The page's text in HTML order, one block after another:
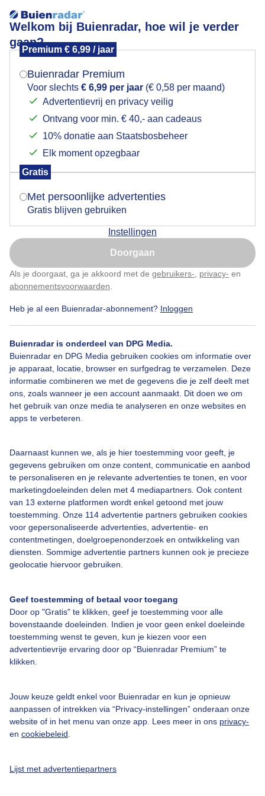
Welkom bij Buienradar, hoe wil je verder
gaan?
Premium € 6,99 / jaar
Buienradar Premium
Voor slechts € 6,99 per jaar (€ 0,58 per maand)
Advertentievrij en privacy veilig
Ontvang voor min. € 40,- aan cadeaus
10% donatie aan Staatsbosbeheer
Elk moment opzegbaar
Gratis
Met persoonlijke advertenties
Gratis blijven gebruiken
Instellingen
Doorgaan
Als je doorgaat, ga je akkoord met de gebruikers- privacy- en
abonnementsvoorwaarden
Heb je al een Buienradar-abonnement? Inloggen
Buienradar is onderdeel van DPG Media.
Buienradar en DPG Media gebruiken cookies om informatie over
je apparaat, locatie, browser en surfgedrag te verzamelen. Deze
informatie combineren we met de gegevens die je zelf deelt met
ons, zoals wanneer je een account aanmaakt. Dit doen we om
het gebruik van onze media te analyseren en onze websites en
apps te verbeteren.
Daarnaast kunnen we, als je hier toestemming voor geeft, je
gegevens gebruiken om onze content, communicatie en aanbod
te personaliseren en je relevante advertenties te tonen, en voor
marketingdoeleinden delen met 4 mediapartners. Ook content
van 13 externe platformen wordt enkel getoond met jouw
toestemming. Onze 114 advertentie partners gebruiken cookies
voor gepersonaliseerde advertenties, advertentie- en
contentmetingen, doelgroepenonderzoek en ontwikkeling van
diensten. Sommige advertentie partners kunnen ook je precieze
geolocatie hiervoor gebruiken.
Geef toestemming of betaal voor toegang
Door op "Gratis" te klikken, geef je toestemming voor alle
bovenstaande doeleinden. Indien je voor geen enkel doeleinde
toestemming wenst te geven, kun je kiezen voor een
advertentievrije ervaring door op “Buienradar Premium” te
klikken.
Jouw keuze geldt enkel voor Buienradar en kun je opnieuw
aanpassen of intrekken via “Privacy-instellingen” onderaan onze
website of in het menu van onze app. Lees meer in ons privacy-
en cookiebeleid
Lijst met advertentiepartners
Schapen genieten nu het nog niet zo warm is , 21 gr
Door: Astrid Wiessner Hoog Gemaakt: 13-08-2025, 31x bekeken
Schapen Wolken Dieren
Bekijk slideshow
Over Buienradar
Bedrijfsgegevens
Contact
Toegankelijkheid
Gebruikersvoorwaarden
Adverteren
Privacy beleid
Cookie beleid
Mogen we je locatie gebruiken voor het
Indien je hier nog geen akkoord op hebt gegeven,
verschijnt er zo een pop-up uit je browser waarin
Is goed, toon de popup
Nu niet, misschien later
Klik hierom dit aan te passen